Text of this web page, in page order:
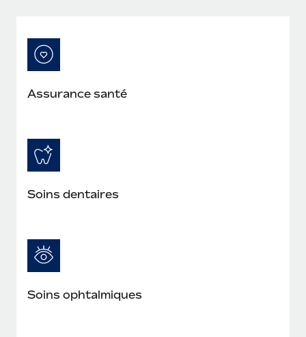
Assurance santé
Soins dentaires
Soins ophtalmiques